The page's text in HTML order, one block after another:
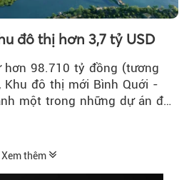
đô thị hơn 3,7 tỷ USD
98.710 tỷ đồng (tương
Khu đô thị mới Bình Quới -
một trong những dự án đô
Xem thêm